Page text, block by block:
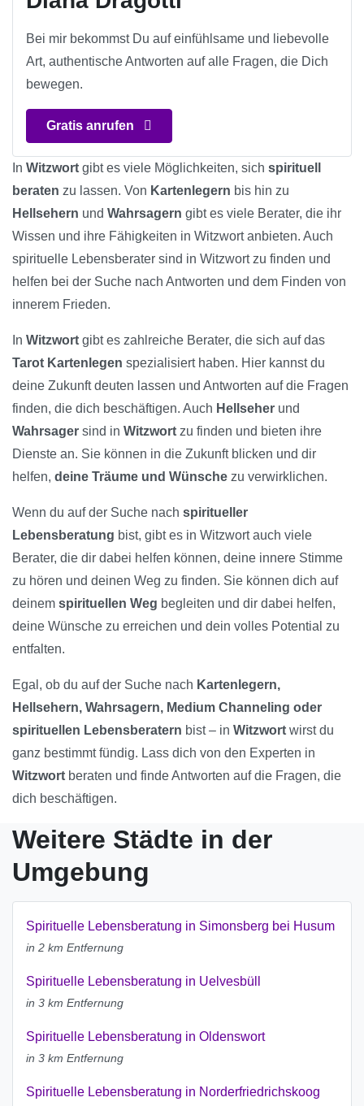
Bei mir bekommst Du auf einfühlsame und liebevolle
Art, authentische Antworten auf alle Fragen, die Dich
bewegen.
Gratis anrufen
In Witzwort gibt es viele Möglichkeiten, sich spirituell
beraten zu lassen. Von Kartenlegern bis hin zu
Hellsehern und Wahrsagern gibt es viele Berater, die ihr
Wissen und ihre Fähigkeiten in Witzwort anbieten. Auch
spirituelle Lebensberater sind in Witzwort zu finden und
helfen bei der Suche nach Antworten und dem Finden von
innerem Frieden.
In Witzwort gibt es zahlreiche Berater, die sich auf das
Tarot Kartenlegen spezialisiert haben. Hier kannst du
deine Zukunft deuten lassen und Antworten auf die Fragen
finden, die dich beschäftigen. Auch Hellseher und
Wahrsager sind in Witzwort zu finden und bieten ihre
Dienste an. Sie können in die Zukunft blicken und dir
helfen, deine Träume und Wünsche zu verwirklichen.
Wenn du auf der Suche nach spiritueller
Lebensberatung bist, gibt es in Witzwort auch viele
Berater, die dir dabei helfen können, deine innere Stimme
zu hören und deinen Weg zu finden. Sie können dich auf
deinem spirituellen Weg begleiten und dir dabei helfen,
deine Wünsche zu erreichen und dein volles Potential zu
entfalten.
Egal, ob du auf der Suche nach Kartenlegern,
Hellsehern, Wahrsagern, Medium Channeling oder
spirituellen Lebensberatern bist – in Witzwort wirst du
ganz bestimmt fündig. Lass dich von den Experten in
Witzwort beraten und finde Antworten auf die Fragen, die
dich beschäftigen.
Weitere Städte in der
Umgebung
Spirituelle Lebensberatung in Simonsberg bei Husum
in 2 km Entfernung
Spirituelle Lebensberatung in Uelvesbüll
in 3 km Entfernung
Spirituelle Lebensberatung in Oldenswort
in 3 km Entfernung
Spirituelle Lebensberatung in Norderfriedrichskoog